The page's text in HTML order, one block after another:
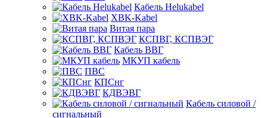
Кабель Helukabel
XBK-Kabel
Витая пара
КСПВГ, КСПВЭГ
Кабель ВВГ
МКУП кабель
ПВС
КПСнг
КДВЭВГ
Кабель силовой /
сигнальный